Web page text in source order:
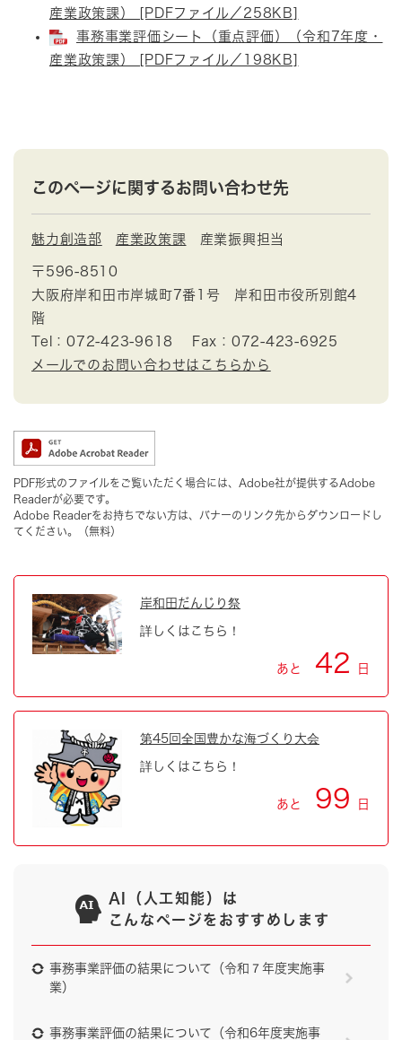
産業政策課） [PDFファイル／258KB]
事務事業評価シート（重点評価）（令和7年度・
産業政策課） [PDFファイル／198KB]
このページに関するお問い合わせ先
魅力創造部 産業政策課 産業振興担当
〒596-8510
大阪府岸和田市岸城町7番1号 岸和田市役所別館4
階
Tel：072-423-9618
Fax：072-423-6925
メールでのお問い合わせはこちらから
PDF形式のファイルをご覧いただく場合には、Adobe社が提供するAdobe
Readerが必要です。
Adobe Readerをお持ちでない方は、バナーのリンク先からダウンロードし
てください。（無料）
岸和田だんじり祭
詳しくはこちら！
あと 42 日
第45回全国豊かな海づくり大会
詳しくはこちら！
あと 99 日
AI（人工知能）は
こんなページをおすすめします
事務事業評価の結果について（令和７年度実施事
業）
事務事業評価の結果について（令和6年度実施事